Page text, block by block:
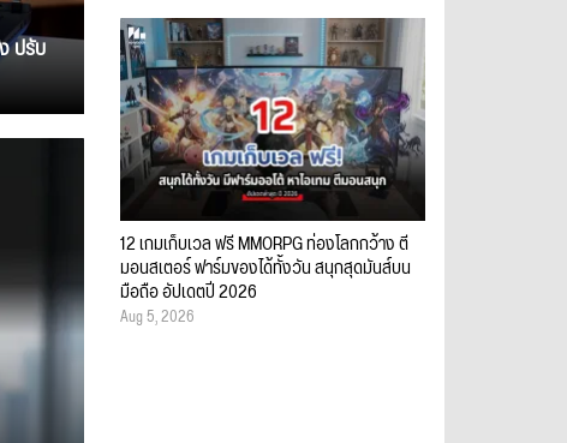
ปรับ
12 เกมเก็บเวล ฟรี MMORPG ท่องโลกกว้าง ตี
มอนสเตอร์ ฟาร์มของได้ทั้งวัน สนุกสุดมันส์บน
มือถือ อัปเดตปี 2026
Aug 5, 2026